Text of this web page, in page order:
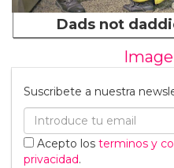
Dads not
Suscribete a nuestra
Acepto los terminos y
privacidad.